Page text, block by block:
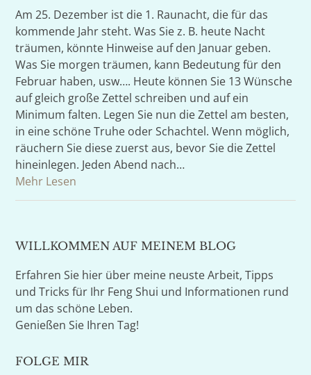
Am 25. Dezember ist die 1. Raunacht, die für das
kommende Jahr steht. Was Sie z. B. heute Nacht
träumen, könnte Hinweise auf den Januar geben.
Was Sie morgen träumen, kann Bedeutung für den
Februar haben, usw…. Heute können Sie 13 Wünsche
auf gleich große Zettel schreiben und auf ein
Minimum falten. Legen Sie nun die Zettel am besten,
in eine schöne Truhe oder Schachtel. Wenn möglich,
räuchern Sie diese zuerst aus, bevor Sie die Zettel
hineinlegen. Jeden Abend nach…
Mehr Lesen
WILLKOMMEN AUF MEINEM BLOG
Erfahren Sie hier über meine neuste Arbeit, Tipps
und Tricks für Ihr Feng Shui und Informationen rund
um das schöne Leben.
Genießen Sie Ihren Tag!
FOLGE MIR